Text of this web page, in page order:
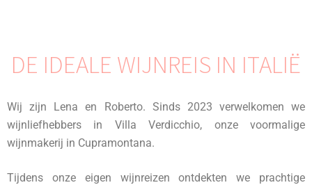
DE IDEALE WIJNREIS IN ITALIË
Wij zijn Lena en Roberto. Sinds 2023 verwelkomen we
wijnliefhebbers in Villa Verdicchio, onze voormalige
wijnmakerij in Cupramontana.
Tijdens onze eigen wijnreizen ontdekten we prachtige